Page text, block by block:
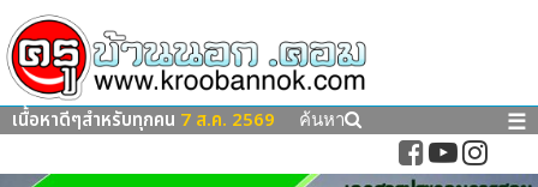
เนื้อหาดีๆสำหรับทุกคน 7 ส.ค. 2569 ค้นหา ☰